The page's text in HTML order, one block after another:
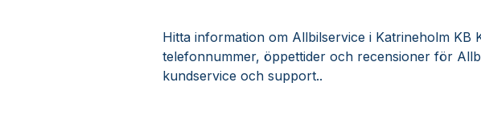
Hitta information om Allbilservice i Katrineholm KB
telefonnummer, öppettider och recensioner för
kundservice och support..